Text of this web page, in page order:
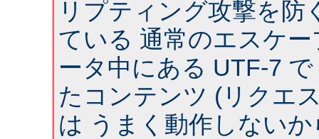
リプティング攻撃を防
ている 通常のエスケ
ータ中にある UTF-7
たコンテンツ (リクエ
は うまく動作しない